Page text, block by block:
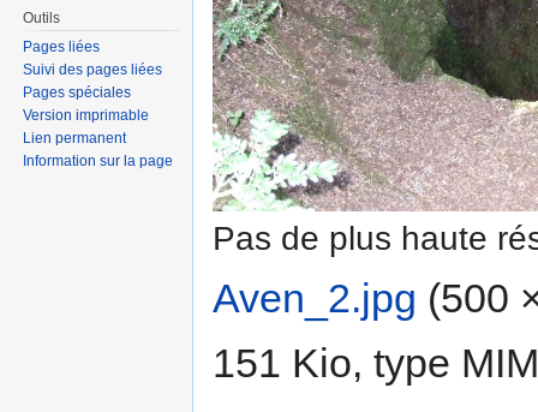
Pas de plus haute
Aven_2.jpg (500
151 Kio, type
Outils
Pages liées
Suivi des pages liées
Pages spéciales
Version imprimable
Lien permanent
Information sur la page